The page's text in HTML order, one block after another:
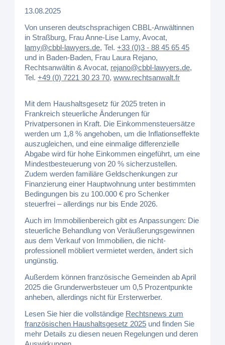
13.08.2025
Von unseren deutschsprachigen CBBL-Anwältinnen
in Straßburg, Frau Anne-Lise Lamy, Avocat,
lamy@cbbl-lawyers.de,Tel.+33 (0)3 - 88 45 65 45
und in Baden-Baden, Frau Laura Rejano,
Rechtsanwältin & Avocat, rejano@cbbl-lawyers.de,
Tel.+49 (0) 7221 30 23 70,www.rechtsanwalt.fr
Mit dem Haushaltsgesetz für 2025 treten in
Frankreich steuerliche Änderungen für
Privatpersonen in Kraft. Die Einkommensteuersätze
werden um 1,8 % angehoben, um die Inflationseffekte
auszugleichen, und eine einmalige differenzielle
Abgabe wird für hohe Einkommen eingeführt, um eine
Mindestbesteuerung von 20 % sicherzustellen.
Zudem werden familiäre Geldschenkungen zur
Finanzierung einer Hauptwohnung unter bestimmten
Bedingungen bis zu 100.000 € pro Schenker
steuerfrei – allerdings nur bis Ende 2026.
Auch im Immobilienbereich gibt es Anpassungen: Die
steuerliche Behandlung von Veräußerungsgewinnen
aus dem Verkauf von Immobilien, die nicht-
professionell möbliert vermietet werden, ändert sich
ungünstig.
Außerdem können französische Gemeinden ab April
2025 die Grunderwerbsteuer um 0,5 Prozentpunkte
anheben, allerdings nicht für Ersterwerber.
Lesen Sie hier die vollständige Rechtsnews zum
französischen Haushaltsgesetz 2025 und finden Sie
mehr Details zu diesen neuen Regelungen und deren